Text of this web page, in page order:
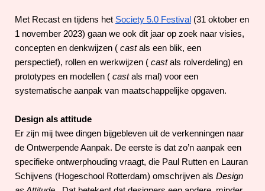
Met Recast en tijdens het Society 5.0 Festival (31 oktober en
1 november 2023) gaan we ook dit jaar op zoek naar visies,
concepten en denkwijzen ( cast als een blik, een
perspectief), rollen en werkwijzen ( cast als rolverdeling) en
prototypes en modellen ( cast als mal) voor een
systematische aanpak van maatschappelijke opgaven.
Design als attitude
Er zijn mij twee dingen bijgebleven uit de verkenningen naar
de Ontwerpende Aanpak. De eerste is dat zo’n aanpak een
specifieke ontwerphouding vraagt, die Paul Rutten en Lauran
Schijvens (Hogeschool Rotterdam) omschrijven als Design